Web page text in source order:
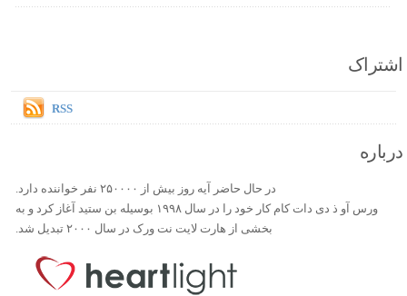
اشتراک
RSS
درباره
در حال حاضر آیه روز بیش از ۲۵۰۰۰۰ نفر خواننده دارد.
ورس آو ذ دی دات کام کار خود را در سال ۱۹۹۸ بوسیله بن ستید آغاز کرد و به
بخشی از هارت لایت نت ورک در سال ۲۰۰۰ تبدیل شد.